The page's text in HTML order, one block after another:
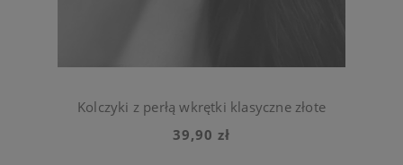
Kolczyki z perłą wkrętki klasyczne złote
39,90 zł